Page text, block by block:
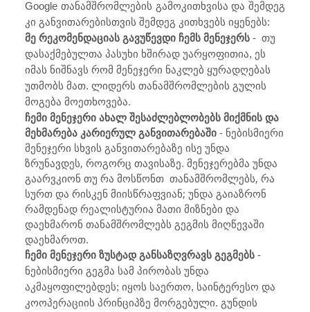
Google თანამშრომლების გამოკითხვისა და შემდეგ
კი განვითარებისთვის შემდეგ კითხვებს იყენებს:
მე რეკომენდაციას გავუწევდი ჩემს მენეჯერს- თუ
დასაქმებულთა პასუხი ხშირად უარყოფითია, ეს
იმას ნიშნავს რომ მენეჯერი ნაკლებ ყურადღებას
უთმობს მათ. ლიდერს თანამშრომლების გულის
მოგება მოეთხოვება.
ჩემი მენეჯერი ახალ შესაძლებლობებს მიქმნის და
მეხმარება კარიერულ განვითარებაში- ნებისმიერი
მენეჯერი სხვის განვითარებაზე ისე უნდა
ზრუნავდეს, როგორც თავისაზე. მენეჯერებმა უნდა
გაარვკიონ თუ რა მოსწონთ თანამშრომლებს, რა
სურთ და რისკენ მიისწრაფვიან; უნდა გაიაზრონ
რამდენად რეალისტურია მათი მიზნები და
დაეხმარონ თანამშრომლებს გეგმის მიღწევაში
დაეხმაროთ.
ჩემი მენეჯერი ზუსტად განსაზღვრავს გეგმებს-
ნებისმიერი გეგმა სამ პირობას უნდა
აკმაყოფილებდეს; იყოს საერთო, საინტერესო და
კოოპერაციის პრინციპზე მორგებული. გუნდის